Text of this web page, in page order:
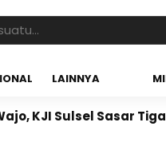
LAINNYA
Sasar Tiga Daerah